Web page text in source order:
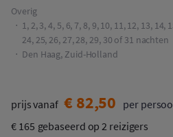
Overig
1, 2, 3, 4, 5, 6, 7, 8, 9, 10, 11, 12, 13, 14,
24, 25, 26, 27, 28, 29, 30 of 31 nachten
Den Haag, Zuid-Holland
prijs vanaf € 82,50 per
€ 165 gebaseerd op 2 reizigers